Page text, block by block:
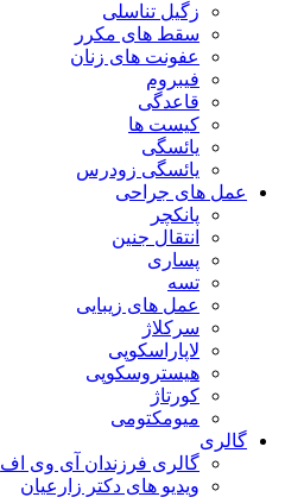
زگیل تناسلی
سقط های مکرر
عفونت های زنان
فیبروم
قاعدگی
کیست ها
یائسگی
یائسگی زودرس
عمل های جراحی
پانکچر
انتقال جنین
پساری
تسه
عمل های زیبایی
سرکلاژ
لاپاراسکوپی
هیستروسکوپی
کورتاژ
میومکتومی
گالری
گالری فرزندان آی وی اف
ویدیو های دکتر زارعیان